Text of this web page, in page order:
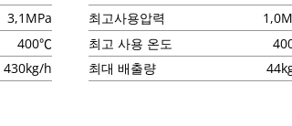
3,1MPa
400℃
430kg/h
최고사용압력
최고 사용 온도
최대 배출량